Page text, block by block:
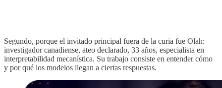
Segundo, porque el invitado principal fuera de la curia fue Olah:
investigador canadiense, ateo declarado, 33 años, especialista en
interpretabilidad mecanística. Su trabajo consiste en entender cómo
y por qué los modelos llegan a ciertas respuestas.